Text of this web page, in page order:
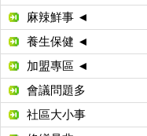
麻辣鮮事 ◄
養生保健 ◄
加盟專區 ◄
會議問題多
社區大小事